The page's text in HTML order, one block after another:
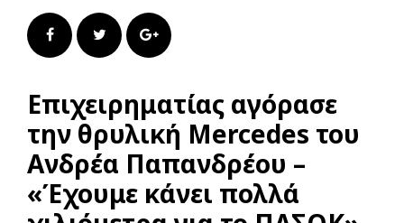
FacebookTwitter Google+
Επιχειρηματίας αγόρασε
την θρυλική Mercedes του
Ανδρέα Παπανδρέου –
«Έχουμε κάνει πολλά